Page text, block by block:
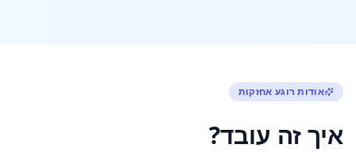
אודות רוגע אחזקות
איך זה עובד?